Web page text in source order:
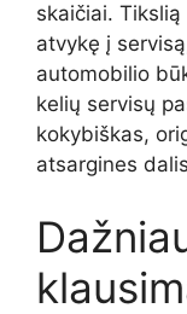
skaičiai.
atvykę į
automobilio
kelių servisų
kokybiškas,
atsargines